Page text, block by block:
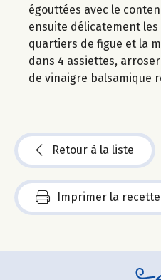
égouttées avec le
ensuite délicatement
quartiers de figue et la
dans 4 assiettes,
de vinaigre balsamique
Retour à la liste
Imprimer la recette